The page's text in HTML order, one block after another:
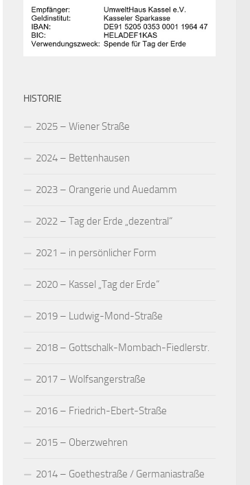
HISTORIE
2025 – Wiener Straße
2024 – Bettenhausen
2023 – Orangerie und Auedamm
2022 – Tag der Erde „dezentral“
2021 – in persönlicher Form
2020 – Kassel „Tag der Erde“
2019 – Ludwig-Mond-Straße
2018 – Gottschalk-Mombach-Fiedlerstr.
2017 – Wolfsangerstraße
2016 – Friedrich-Ebert-Straße
2015 – Oberzwehren
2014 – Goethestraße / Germaniastraße